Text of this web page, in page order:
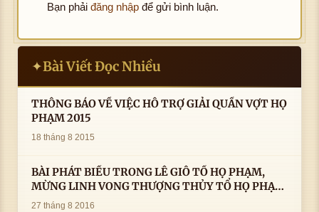
Bạn phải đăng nhập để gửi bình luận.
✦Bài Viết Đọc Nhiều
THÔNG BÁO VỀ VIỆC HỖ TRỢ GIẢI QUẦN VỢT HỌ
PHẠM 2015
18 tháng 8 2015
BÀI PHÁT BIỂU TRONG LÊ GIỖ TỔ HỌ PHẠM,
MỪNG LINH VONG THƯỢNG THỦY TỔ HỌ PHẠM
AN VỊ TAI CÀ MAU- ( 22/8/2016) CỦA LS.TS.NV.
27 tháng 8 2016